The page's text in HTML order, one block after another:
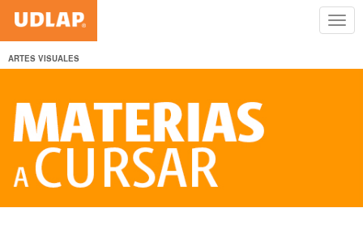
ARTES VISUALES